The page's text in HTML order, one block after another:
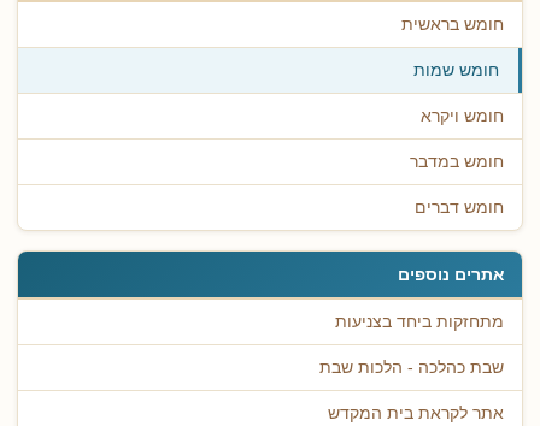
חומש בראשית
חומש שמות
חומש ויקרא
חומש במדבר
חומש דברים
אתרים נוספים
מתחזקות ביחד בצניעות
שבת כהלכה - הלכות שבת
אתר לקראת בית המקדש